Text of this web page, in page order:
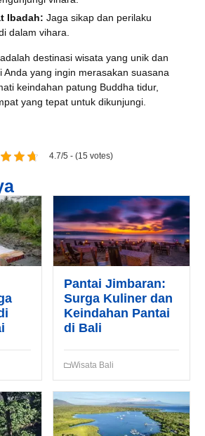
Ibadah: Jaga sikap dan perilaku
dalam vihara.
destinasi wisata yang unik dan
Anda yang ingin merasakan suasana
keindahan patung Buddha tidur,
yang tepat untuk dikunjungi.
4.7/5 - (15 votes)
Pantai Jimbaran:
Surga Kuliner dan
Keindahan Pantai
di Bali
Wisata Bali
WhatsApp